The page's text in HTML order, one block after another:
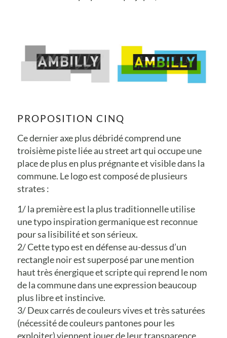
PROPOSITION CINQ
Ce dernier axe plus débridé comprend une
troisième piste liée au street art qui occupe une
place de plus en plus prégnante et visible dans la
commune. Le logo est composé de plusieurs
strates :
1/ la première est la plus traditionnelle utilise
une typo inspiration germanique est reconnue
pour sa lisibilité et son sérieux.
2/ Cette typo est en défense au-dessus d’un
rectangle noir est superposé par une mention
haut très énergique et scripte qui reprend le nom
de la commune dans une expression beaucoup
plus libre et instincive.
3/ Deux carrés de couleurs vives et très saturées
(nécessité de couleurs pantones pour les
exploiter) viennent jouer de leur transparence